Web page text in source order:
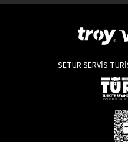
SETUR SERVİS